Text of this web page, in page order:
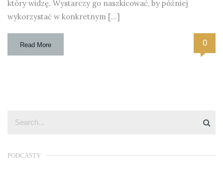
który widzę. Wystarczy go naszkicować, by później
wykorzystać w konkretnym […]
Read More 0
PODCASTY